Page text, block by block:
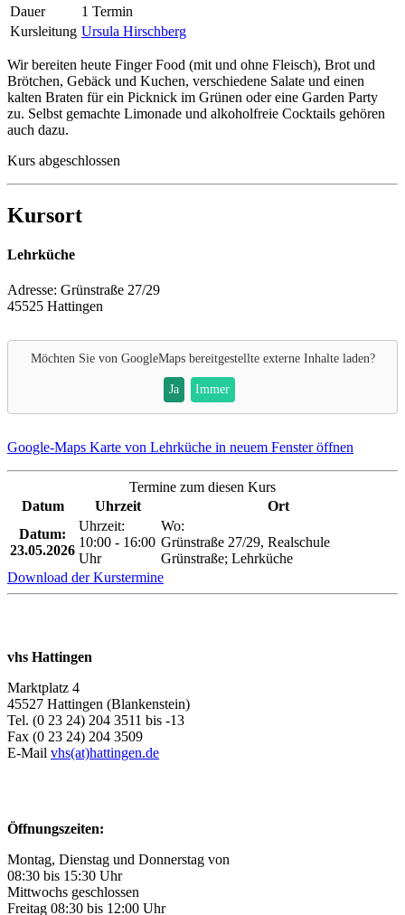
Dauer
1 Termin
Kursleitung Ursula Hirschberg
Wir bereiten heute Finger Food (mit und ohne Fleisch), Brot und
Brötchen, Gebäck und Kuchen, verschiedene Salate und einen
kalten Braten für ein Picknick im Grünen oder eine Garden Party
zu. Selbst gemachte Limonade und alkoholfreie Cocktails gehören
auch dazu.
Kurs abgeschlossen
Kursort
Lehrküche
Adresse: Grünstraße 27/29
45525 Hattingen
Möchten Sie von GoogleMapsbereitgestellte externe Inhalte laden?
Ja Immer
Google-Maps Karte von Lehrküche in neuem Fenster öffnen
Termine zum diesen Kurs
Datum
Uhrzeit
Ort
Datum:
23.05.2026
Uhrzeit:
10:00 - 16:00
Uhr
Wo:
Grünstraße 27/29, Realschule
Grünstraße; Lehrküche
Download der Kurstermine
vhs Hattingen
Marktplatz 4
45527 Hattingen (Blankenstein)
Tel. (0 23 24) 204 3511 bis -13
Fax (0 23 24) 204 3509
E-Mail vhs(at)hattingen.de
Öffnungszeiten:
Montag, Dienstag und Donnerstag von
08:30 bis 15:30 Uhr
Mittwochs geschlossen
Freitag 08:30 bis 12:00 Uhr